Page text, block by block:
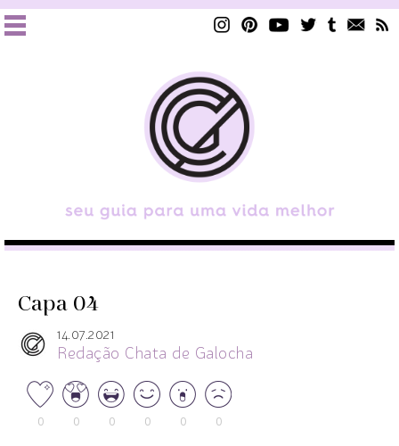
Capa 04
14.07.2021
Redação Chata de Galocha
0 0 0 0 0 0